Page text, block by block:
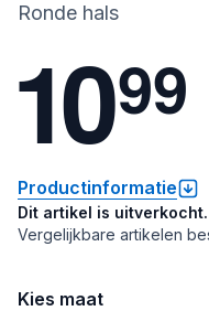
Ronde hals
1099
Productinformatie
Dit artikel is uitverkocht.
Vergelijkbare artikelen
Kies maat